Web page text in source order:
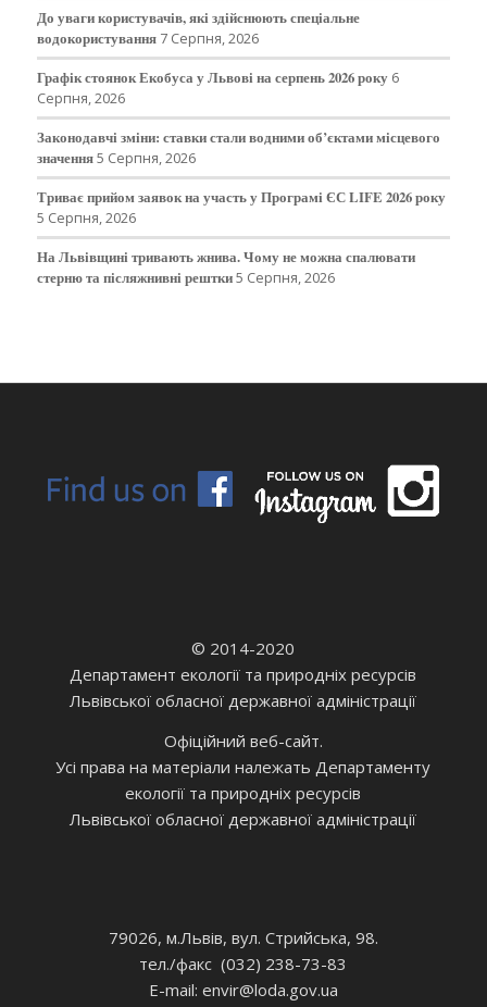
До уваги користувачів, які здійснюють спеціальне
водокористування 7 Серпня, 2026
Графік стоянок Екобуса у Львові на серпень 2026 року 6
Серпня, 2026
Законодавчі зміни: ставки стали водними об’єктами місцевого
значення5 Серпня, 2026
Триває прийом заявок на участь у Програмі ЄС LIFE 2026 року
5 Серпня, 2026
На Львівщині тривають жнива. Чому не можна спалювати
стерню та післяжнивні рештки5 Серпня, 2026
© 2014-2020
Департамент екології та природніх ресурсів
Львівської обласної державної адміністрації
Офіційний веб-сайт.
Усі права на матеріали належать Департаменту
екології та природніх ресурсів
Львівської обласної державної адміністрації
79026, м.Львів, вул. Стрийська, 98.
тел./факс (032) 238-73-83
E-mail: envir@loda.gov.ua